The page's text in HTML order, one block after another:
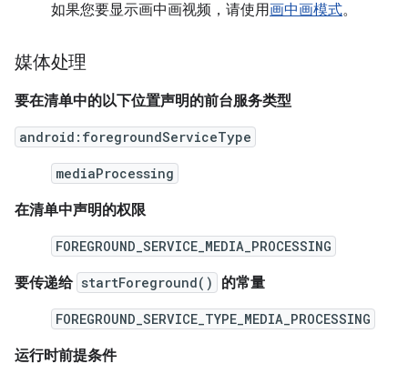
如果您要显示画中画视频，请使用画中画模式。
媒体处理
要在清单中的以下位置声明的前台服务类型
android:foregroundServiceType
mediaProcessing
在清单中声明的权限
FOREGROUND_SERVICE_MEDIA_PROCESSING
要传递给 startForeground() 的常量
FOREGROUND_SERVICE_TYPE_MEDIA_PROCESSING
运行时前提条件